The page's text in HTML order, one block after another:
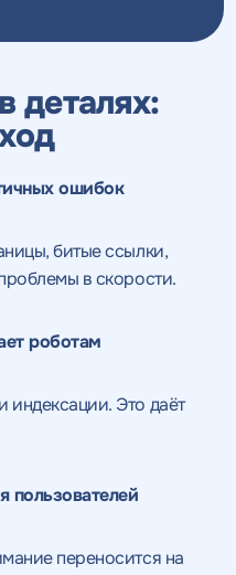
деталях:
ошибок
битые ссылки,
в скорости.
роботам
Это даёт
пользователей
переносится на